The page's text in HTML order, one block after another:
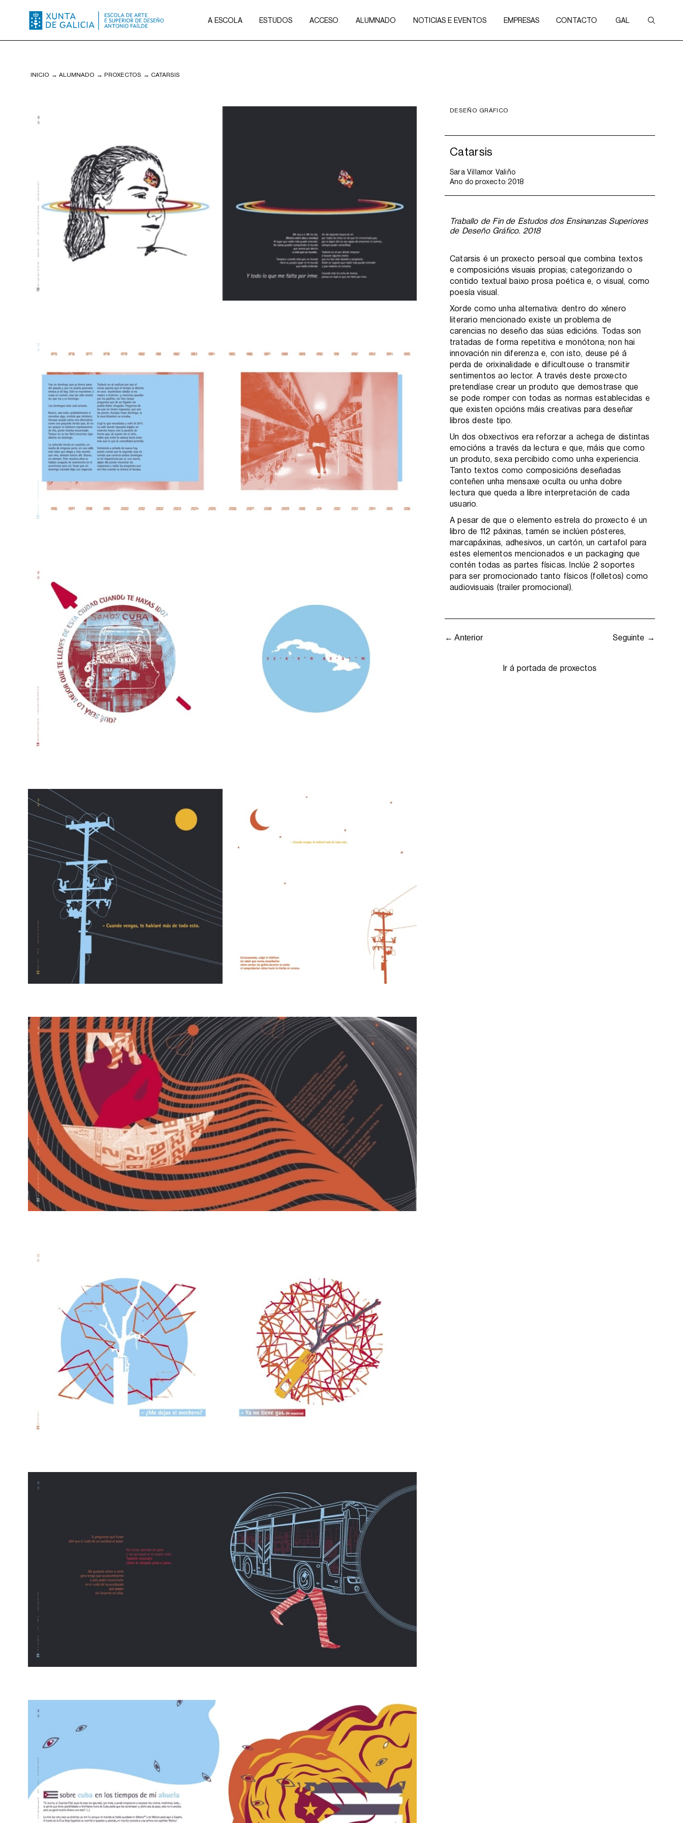
A ESCOLA ESTUDOS ACCESO ALUMNADO NOTICIAS E EVENTOS EMPRESAS CONTACTO GAL
INICIO → ALUMNADO → PROXECTOS → CATARSIS
DESEÑO GRÁFICO
Catarsis
Sara Villamor Valiño
Ano do proxecto: 2018
Traballo de Fin de Estudos dos Ensinanzas Superiores
de Deseño Gráfico. 2018
Catarsis é un proxecto persoal que combina textos
e composicións visuais propias; categorizando o
contido textual baixo prosa poética e, o visual, como
poesía visual.
Xorde como unha alternativa: dentro do xénero
literario mencionado existe un problema de
carencias no deseño das súas edicións. Todas son
tratadas de forma repetitiva e monótona; non hai
innovación nin diferenza e, con isto, deuse pé á
perda de orixinalidade e dificultouse o transmitir
sentimentos ao lector. A través deste proxecto
pretendíase crear un produto que demostrase que
se pode romper con todas as normas establecidas e
que existen opcións máis creativas para deseñar
libros deste tipo.
Un dos obxectivos era reforzar a achega de distintas
emocións a través da lectura e que, máis que como
un produto, sexa percibido como unha experiencia.
Tanto textos como composicións deseñadas
conteñen unha mensaxe oculta ou unha dobre
lectura que queda a libre interpretación de cada
usuario.
A pesar de que o elemento estrela do proxecto é un
libro de 112 páxinas, tamén se inclúen pósteres,
marcapáxinas, adhesivos, un cartón, un cartafol para
estes elementos mencionados e un packaging que
contén todas as partes físicas. Inclúe 2 soportes
para ser promocionado tanto físicos (folletos) como
audiovisuais (trailer promocional).
← Anterior Seguinte →
Ir á portada de proxectos